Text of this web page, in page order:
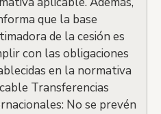
que la base
de la cesión es
con las obligaciones
en la normativa
Transferencias
No se prevén